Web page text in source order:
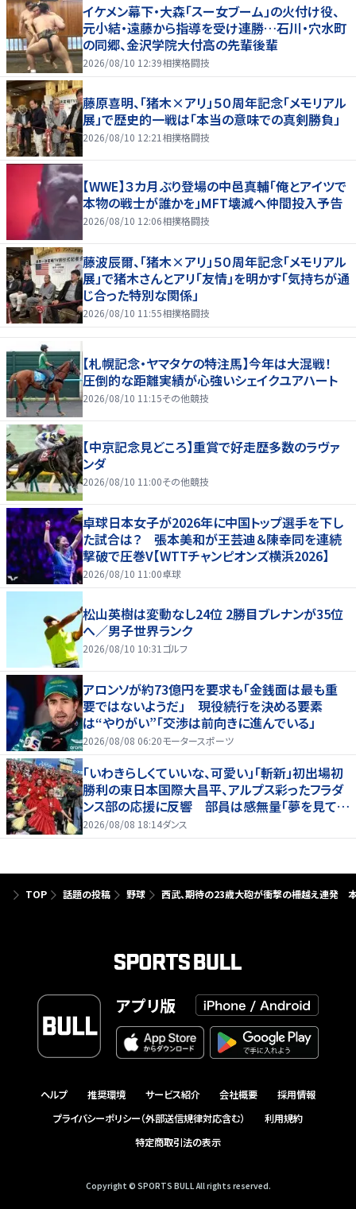
イケメン幕下・大森「スー女ブーム」の火付け役、
元小結・遠藤から指導を受け連勝…石川・穴水町
の同郷、金沢学院大付高の先輩後輩
2026/08/10 12:39相撲格闘技
藤原喜明、「猪木×アリ」５０周年記念「メモリアル
展」で歴史的一戦は「本当の意味での真剣勝負」
2026/08/10 12:21 相撲格闘技
【WWE】３カ月ぶり登場の中邑真輔「俺とアイツで
本物の戦士が誰かを」MFT壊滅へ仲間投入予告
2026/08/10 12:06相撲格闘技
藤波辰爾、「猪木×アリ」５０周年記念「メモリアル
展」で猪木さんとアリ「友情」を明かす「気持ちが通
じ合った特別な関係」
2026/08/10 11:55相撲格闘技
【札幌記念・ヤマタケの特注馬】今年は大混戦！
圧倒的な距離実績が心強いシェイクユアハート
2026/08/10 11:15その他競技
【中京記念見どころ】重賞で好走歴多数のラヴァ
ンダ
2026/08/10 11:00その他競技
卓球日本女子が2026年に中国トップ選手を下し
た試合は？ 張本美和が王芸迪＆陳幸同を連続
撃破で圧巻V【WTTチャンピオンズ横浜2026】
2026/08/10 11:00卓球
松山英樹は変動なし24位 2勝目ブレナンが35位
へ／男子世界ランク
2026/08/10 10:31 ゴルフ
アロンソが約73億円を要求も「金銭面は最も重
要ではないようだ」 現役続行を決める要素
は“やりがい”「交渉は前向きに進んでいる」
2026/08/08 06:20モータースポーツ
「いわきらしくていいな、可愛い」「斬新」初出場初
勝利の東日本国際大昌平、アルプス彩ったフラダ
ンス部の応援に反響 部員は感無量「夢を見てい
るよう」
2026/08/08 18:14ダンス
TOP 話題の投稿 野球 西武、期待の23歳大砲が衝撃の柵越え連発
アプリ版
ヘルプ 推奨環境 サービス紹介 会社概要
採用情報
プライバシーポリシー（外部送信規律対応含む）
利用規約
特定商取引法の表示
Copyright © SPORTS BULL All rights reserved.